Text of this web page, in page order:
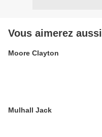
Vous aimerez aussi
Moore Clayton
Mulhall Jack